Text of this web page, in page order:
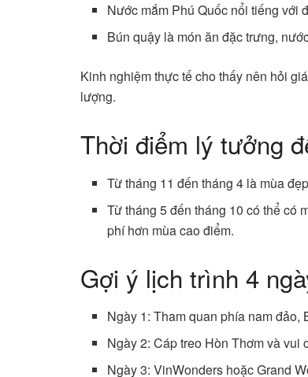
Nước mắm Phú Quốc nổi tiếng với
Bún quậy là món ăn đặc trưng,
Kinh nghiệm thực tế cho thấy nên hỏi
lượng.
Thời điểm lý tưởng
Từ tháng 11 đến tháng 4 là mùa
Từ tháng 5 đến tháng 10 có thể có
phí hơn mùa cao điểm.
Gợi ý lịch trình 4
Ngày 1: Tham quan phía nam đảo,
Ngày 2: Cáp treo Hòn Thơm và vui
Ngày 3: VinWonders hoặc Grand